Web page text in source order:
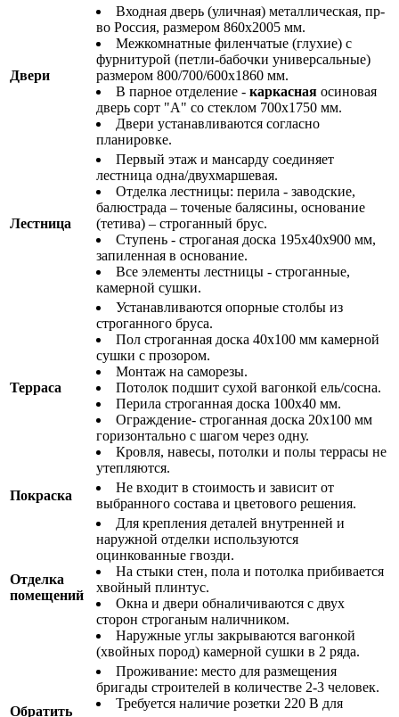
Двери
Входная дверь (уличная) металлическая, пр-
во Россия, размером 860х2005 мм.
Межкомнатные филенчатые (глухие) с
фурнитурой (петли-бабочки универсальные)
размером 800/700/600х1860 мм.
В парное отделение - каркасная осиновая
дверь сорт "А" со стеклом 700х1750 мм.
Двери устанавливаются согласно
планировке.
Лестница
Первый этаж и мансарду соединяет
лестница одна/двухмаршевая.
Отделка лестницы: перила - заводские,
балюстрада – точеные балясины, основание
(тетива) – строганный брус.
Ступень - строганая доска 195х40х900 мм,
запиленная в основание.
Все элементы лестницы - строганные,
камерной сушки.
Терраса
Устанавливаются опорные столбы из
строганного бруса.
Пол строганная доска 40х100 мм камерной
сушки с прозором.
Монтаж на саморезы.
Потолок подшит сухой вагонкой ель/сосна.
Перила строганная доска 100х40 мм.
Ограждение- строганная доска 20х100 мм
горизонтально с шагом через одну.
Кровля, навесы, потолки и полы террасы не
утепляются.
Покраска
Не входит в стоимость и зависит от
выбранного состава и цветового решения.
Отделка
помещений
Для крепления деталей внутренней и
наружной отделки используются
оцинкованные гвозди.
На стыки стен, пола и потолка прибивается
хвойный плинтус.
Окна и двери обналичиваются с двух
сторон строганым наличником.
Наружные углы закрываются вагонкой
(хвойных пород) камерной сушки в 2 ряда.
Обратить
Проживание: место для размещения
бригады строителей в количестве 2-3 человек.
Требуется наличие розетки 220 В для